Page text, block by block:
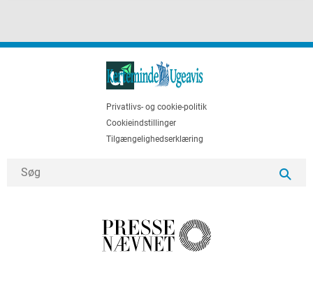
Privatlivs- og cookie-politik
Cookieindstillinger
Tilgængelighedserklæring